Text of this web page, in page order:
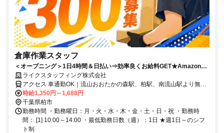
倉庫作業スタッフ
＜オープニング＞1日4時間＆日払い⇒効率良くお給料GET★Amazonの
倉庫作業スタッフ募集！◎週1◎日払い◎髪色自由
ライクスタッフィング株式会社
アクセス 車通勤OK｜流山おおたかの森駅、柏駅、南流山駅より無料
送迎バスあり
時給1,350円～1,688円
千葉県柏市
勤務時間 ・勤務曜日：月・火・水・木・金・土・日・祝 ・勤務時
間： [1] 10:00～14:00 ・最低勤務日数（週）：1日 ★週1日～のシフ
ト制